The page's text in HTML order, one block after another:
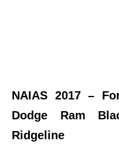
NAIAS 2017 –
Dodge Ram
Ridgeline